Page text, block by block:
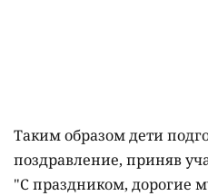
Таким образом дети
поздравление, приняв
"С праздником, дорогие